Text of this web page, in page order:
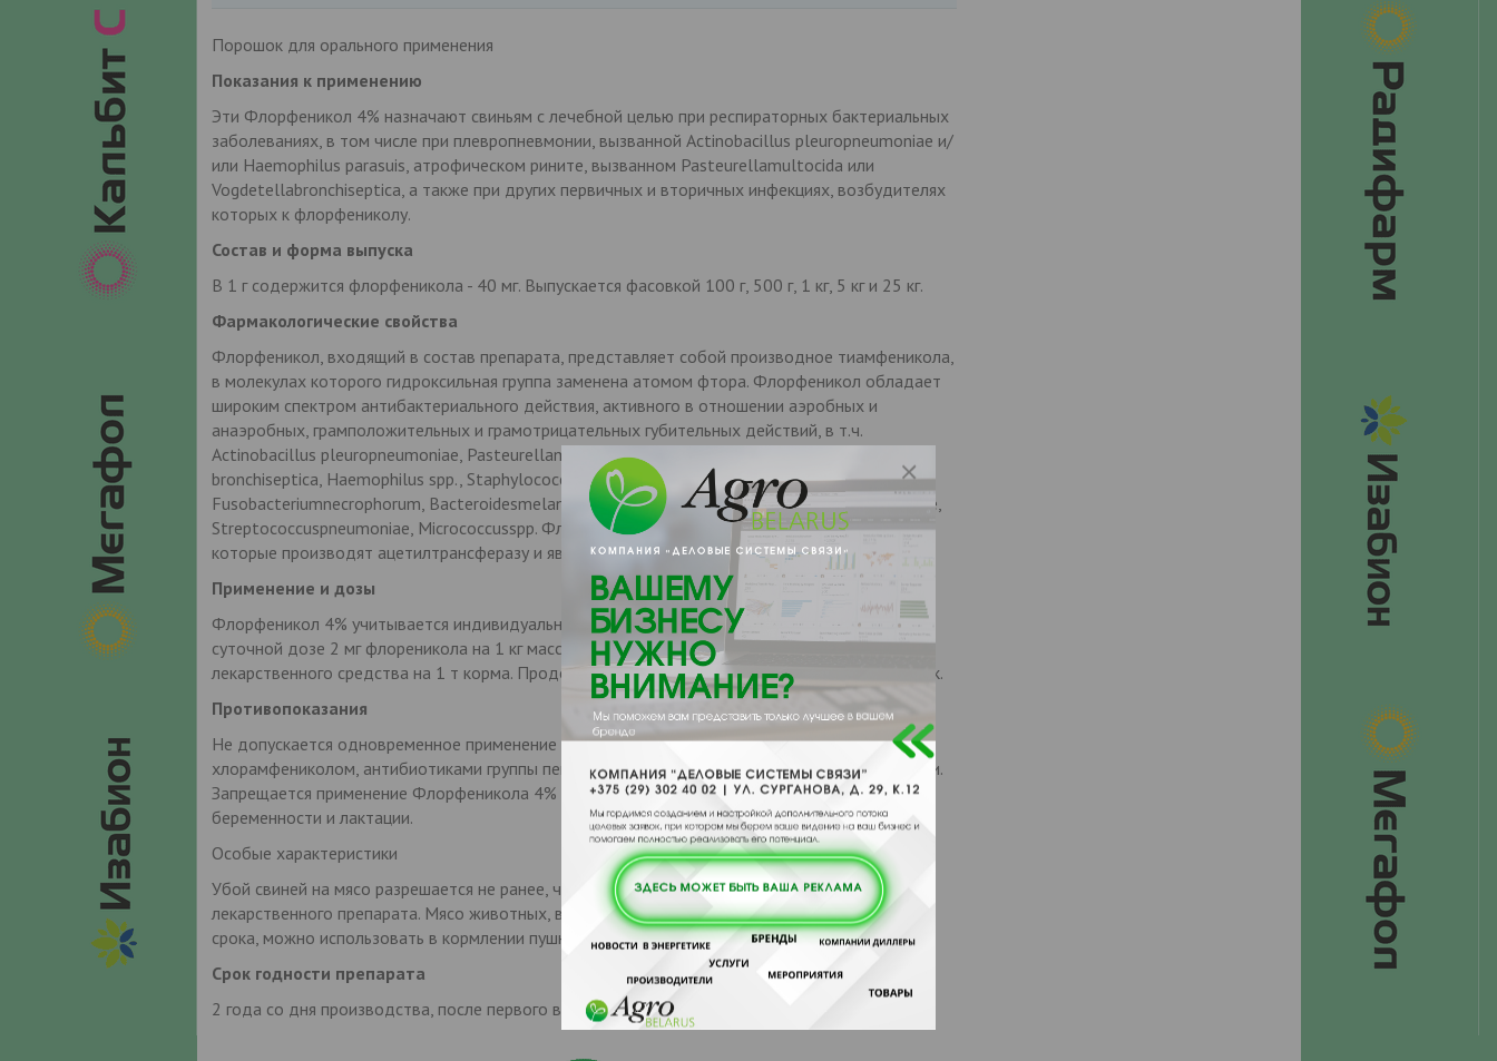
Порошок для орального применения
Показания к применению
Эти Флорфеникол 4% назначают свиньям с лечебной целью при респираторных бактериальных
заболеваниях, в том числе при плевропневмонии, вызванной Actinobacillus pleuropneumoniae и/
или Haemophilus parasuis, атрофическом рините, вызванном Pasteurellamultocida или
Vogdetellabronchiseptica, а также при других первичных и вторичных инфекциях, возбудителях
которых к флорфениколу.
Состав и форма выпуска
В 1 г содержится флорфеникола - 40 мг. Выпускается фасовкой 100 г, 500 г, 1 кг, 5 кг и 25 кг.
Фармакологические свойства
Флорфеникол, входящий в состав препарата, представляет собой производное тиамфеникола,
в молекулах которого гидроксильная группа заменена атомом фтора. Флорфеникол обладает
широким спектром антибактериального действия, активного в отношении аэробных и
анаэробных, грамположительных и грамотрицательных губительных действий, в т.ч.
Actinobacillus pleuropneumoniae, Pasteurellamultocida, Pasteurella haemolitica, Bordetella
bronchiseptica, Haemophilus spp., Staphylococcusaureus, Streptococcus suis,
Fusobacteriumnecrophorum, Bacteroidesmelaninogenicus, Moraxellabovis, Klebciellapneumoniae,
Streptococcuspneumoniae, Micrococcusspp. Флорфеникол активен в отношении опасностей,
которые производят ацетилтрансферазу и являются устойчивыми к хлорамфениколу.
Применение и дозы
Флорфеникол 4% учитывается индивидуальным или групповым способом с кормлением в
суточной дозе 2 мг флореникола на 1 кг массы животного, что соответствует 1 кг
лекарственного средства на 1 т корма. Продолжительность курса лечения составляет 7 суток.
Противопоказания
Не допускается одновременное применение Флорфеникола 4% с тиамфениколом и
хлорамфениколом, антибиотиками группы пенициллина, цефалоспоринами и фторхинолонами.
Запрещается применение Флорфеникола 4% хрякам-производителям, свиноматкам в период
беременности и лактации.
Особые характеристики
Убой свиней на мясо разрешается не ранее, чем через 8 суток после применения последнего
лекарственного препарата. Мясо животных, вынужденно убитых до истечения указанного
срока, можно использовать в кормлении пушными зверями.
Срок годности препарата
2 года со дня производства, после первого вскрытия упаковки – не более 28 дней.